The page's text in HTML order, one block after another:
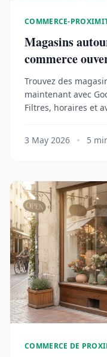
COMMERCE-
Magasins
commerce
minutes
Trouvez des
maintenant avec
Filtres, horaires et
3 May 2026
5
COMMERCE DE